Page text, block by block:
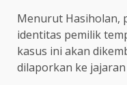
Menurut Hasiholan,
identitas pemilik
kasus ini akan
dilaporkan ke